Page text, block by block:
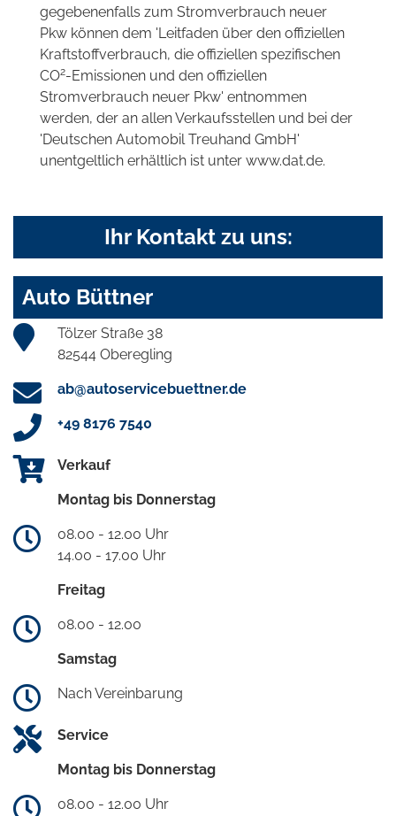
gegebenenfalls zum Stromverbrauch neuer
Pkw können dem 'Leitfaden über den offiziellen
Kraftstoffverbrauch, die offiziellen spezifischen
CO2-Emissionen und den offiziellen
Stromverbrauch neuer Pkw' entnommen
werden, der an allen Verkaufsstellen und bei der
'Deutschen Automobil Treuhand GmbH'
unentgeltlich erhältlich ist unter www.dat.de.
Ihr Kontakt zu uns:
Auto Büttner
Tölzer Straße 38
82544 Oberegling
ab@autoservicebuettner.de
+49 8176 7540
Verkauf
Montag bis Donnerstag
08.00 - 12.00 Uhr
14.00 - 17.00 Uhr
Freitag
08.00 - 12.00
Samstag
Nach Vereinbarung
Service
Montag bis Donnerstag
08.00 - 12.00 Uhr